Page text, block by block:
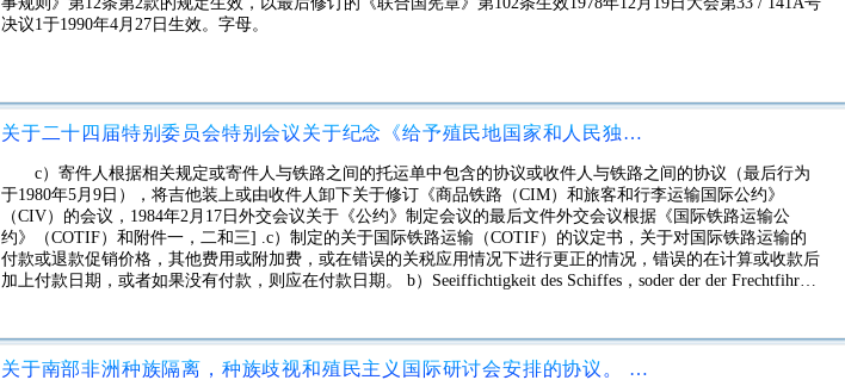
决议1于1990年4月27日生效。字母。
关于二十四届特别委员会特别会议关于纪念《给予殖民地国家和人民独立宣言》二十周年的协议书，该书将于13日至17日在突尼斯举行1985年5月。突尼斯，1985年5月13日
c）寄件人根据相关规定或寄件人与铁路之间的托运单中包含的协议或收件人与铁路之间的协议（最后行为
于1980年5月9日），将吉他装上或由收件人卸下关于修订《商品铁路（CIM）和旅客和行李运输国际公约》
（CIV）的会议，1984年2月17日外交会议关于《公约》制定会议的最后文件外交会议根据《国际铁路运输公
约》（COTIF）和附件一，二和三] .c）制定的关于国际铁路运输（COTIF）的议定书，关于对国际铁路运输的
付款或退款促销价格，其他费用或附加费，或在错误的关税应用情况下进行更正的情况，错误的在计算或收款后
加上付款日期，或者如果没有付款，则应在付款日期。 b）Seeiffichtigkeit des Schiffes，soder der der Frechtfihrer
关于南部非洲种族隔离，种族歧视和殖民主义国际研讨会安排的协议。 1967年7月6日在纽约签署